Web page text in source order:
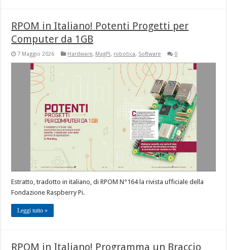
RPOM in Italiano! Potenti Progetti per
Computer da 1GB
7 Maggio 2026 Hardware, MagPi, robotica, Software 0
Estratto, tradotto in italiano, di RPOM N°164 la rivista ufficiale della
Fondazione Raspberry Pi.
Leggi tutto »
RPOM in Italiano! Programma un Braccio